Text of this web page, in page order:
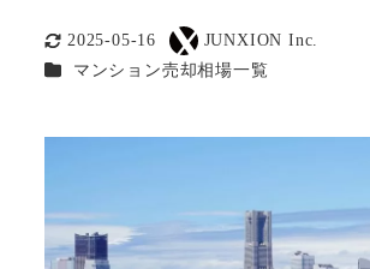
更新日
2025-05-16
著
者
JUNXION Inc.
カテゴリー
マンション売却相場一覧